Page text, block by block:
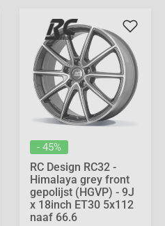
- 45%
RC Design RC32 -
Himalaya grey front
gepolijst (HGVP) - 9J
x 18inch ET30 5x112
naaf 66.6